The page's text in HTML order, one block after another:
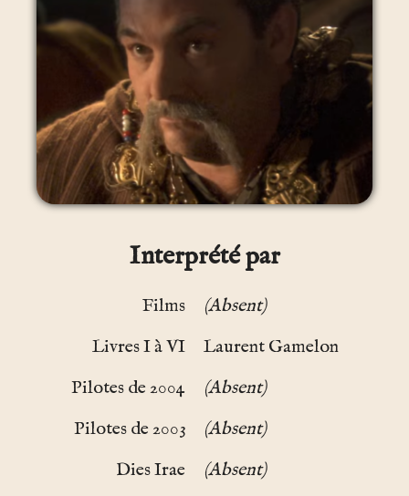
Interprété par
Films
(Absent)
Livres I à VI
Laurent Gamelon
Pilotes de 2004
(Absent)
Pilotes de 2003
(Absent)
Dies Irae
(Absent)